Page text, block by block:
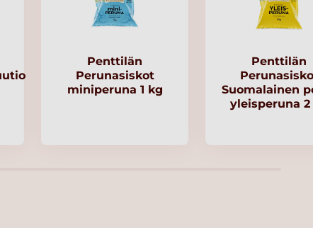
Penttilän
Perunasiskot
miniperuna 1 kg
Penttilän
Suomalainen
yleisperuna 2